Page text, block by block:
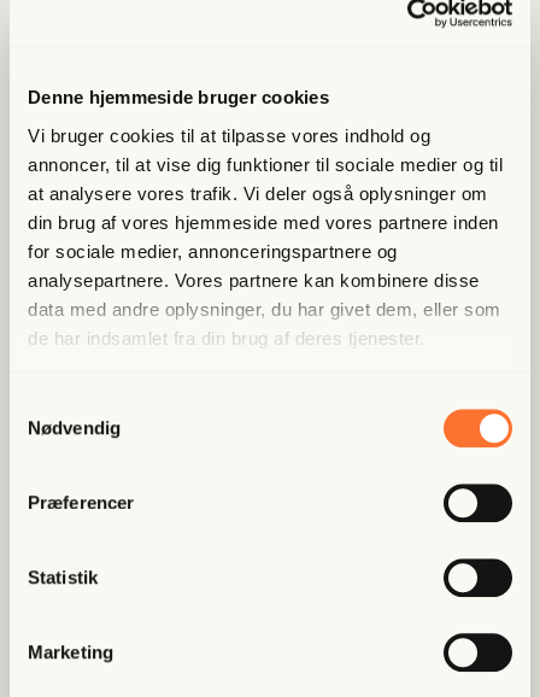
Denne hjemmeside bruger cookies
Vi bruger cookies til at tilpasse vores indhold og
annoncer, til at vise dig funktioner til sociale medier og til
at analysere vores trafik. Vi deler også oplysninger om
din brug af vores hjemmeside med vores partnere inden
for sociale medier, annonceringspartnere og
analysepartnere. Vores partnere kan kombinere disse
data med andre oplysninger, du har givet dem, eller som
de har indsamlet fra din brug af deres tjenester.
Nødvendig
Præferencer
Statistik
Marketing
Bliv med­lem og få adgang til hele Fri­heds­bre­vet. Fra
Bliv med­lem og spar nu
Allerede medlem? Log ind her.
Han mæn­ger sig med Putins
at “kæm­pe mod...